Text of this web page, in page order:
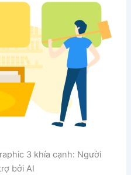
3 khía cạnh: Người
bởi AI